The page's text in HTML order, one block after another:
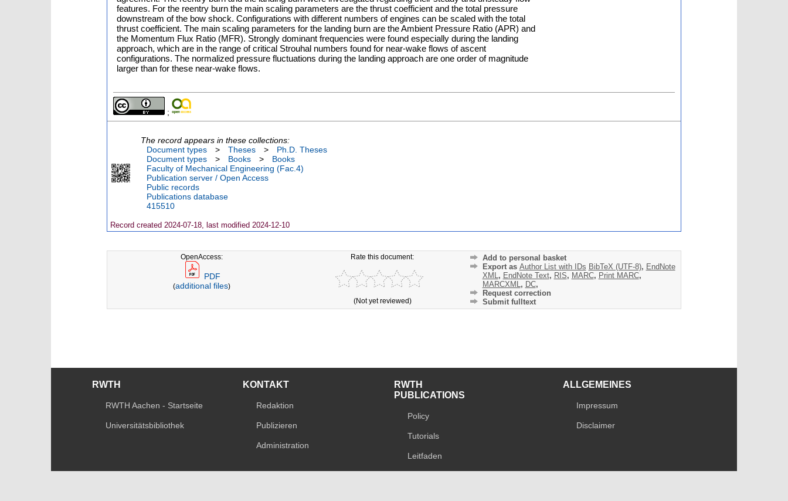
features. For the reentry burn the main scaling parameters are the thrust coefficient and the total pressure
downstream of the bow shock. Configurations with different numbers of engines can be scaled with the total
thrust coefficient. The main scaling parameters for the landing burn are the Ambient Pressure Ratio (APR) and
the Momentum Flux Ratio (MFR). Strongly dominant frequencies were found especially during the landing
approach, which are in the range of critical Strouhal numbers found for near-wake flows of ascent
configurations. The normalized pressure fluctuations during the landing approach are one order of magnitude
larger than for these near-wake flows.
;
The record appears in these collections:
Document types
> Theses >
Ph.D. Theses
Document types
> Books >
Books
Faculty of Mechanical Engineering (Fac.4)
Publication server / Open Access
Public records
Publications database
415510
Record created 2024-07-18, last modified 2024-12-10
OpenAccess:
PDF
(additional files)
Rate this document:
(Not yet reviewed)
Add to personal basket
Export as Author List with IDs BibTeX (UTF-8), EndNote
XML , EndNote Text, RIS, MARC, Print MARC,
MARCXML , DC,
Request correction
Submit fulltext
RWTH
RWTH Aachen - Startseite
Universitätsbibliothek
KONTAKT
Redaktion
Publizieren
Administration
RWTH
PUBLICATIONS
Policy
Tutorials
Leitfaden
ALLGEMEINES
Impressum
Disclaimer